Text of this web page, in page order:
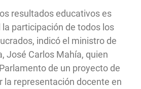
resultados educativos es
participación de todos los
indicó el ministro de
José Carlos Mahía, quien
de un proyecto de
la representación docente en